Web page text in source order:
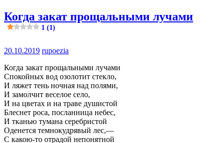
Когда закат прощальными лучами
1 (1)
20.10.2019 rupoezia
Когда закат прощальными лучами
Спокойных вод озолотит стекло,
И ляжет тень ночная над полями,
И замолчит веселое село,
И на цветах и на траве душистой
Блеснет роса, посланница небес,
И тканью тумана серебристой
Оденется темнокудрявый лес,—
С какою-то отрадой непонятной